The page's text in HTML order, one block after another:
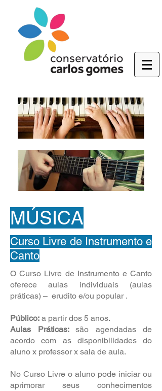
MÚSICA
Curso Livre de Instrumento e
Canto
​O Curso Livre de Instrumento e Canto
oferece aulas individuais (aulas
práticas) – erudito e/ou popular .
Público: a partir dos 5 anos.
Aulas Práticas: são agendadas de
acordo com as disponibilidades do
aluno x professor x sala de aula.
No Curso Livre o aluno pode iniciar ou
aprimorar seus conhecimentos